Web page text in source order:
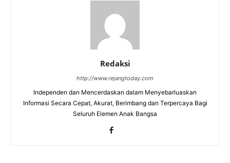
Redaksi
http://www.rejangtoday.com
Independen dan Mencerdaskan dalam Menyebarluaskan
Informasi Secara Cepat, Akurat, Berimbang dan Terpercaya Bagi
Seluruh Elemen Anak Bangsa